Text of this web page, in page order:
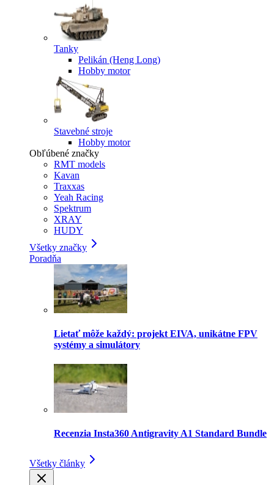
Tanky
Pelikán (Heng Long)
Hobby motor
Stavebné stroje
Hobby motor
Obľúbené značky
RMT models
Kavan
Traxxas
Yeah Racing
Spektrum
XRAY
HUDY
Všetky značky
Poradňa
Lietať môže každý: projekt EIVA, unikátne FPV
systémy a simulátory
Recenzia Insta360 Antigravity A1 Standard Bundle
Všetky články